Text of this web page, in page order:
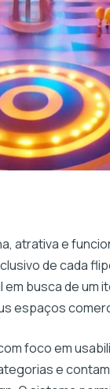
atrativa e
de cada
busca de um
espaços
foco em
e